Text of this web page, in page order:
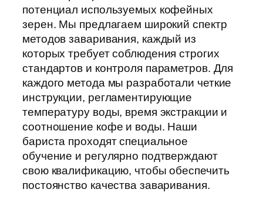
потенциал используемых кофейных
зерен. Мы предлагаем широкий спектр
методов заваривания, каждый из
которых требует соблюдения строгих
стандартов и контроля параметров. Для
каждого метода мы разработали четкие
инструкции, регламентирующие
температуру воды, время экстракции и
соотношение кофе и воды. Наши
бариста проходят специальное
обучение и регулярно подтверждают
свою квалификацию, чтобы обеспечить
постоянство качества заваривания.